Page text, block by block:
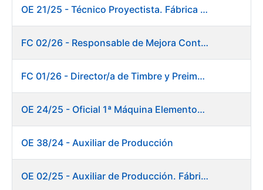
Mostrar/Ocultar OE 21/25 - Técnico Proyectista. Fábrica de Papel
FC 02/26 - Responsable de Mejora Continua - Burgos
FC 01/26 - Director/a de Timbre y Preimpresión
OE 24/25 - Oficial 1ª Máquina Elementos de Seguridad
OE 38/24 - Auxiliar de Producción
OE 02/25 - Auxiliar de Producción. Fábrica de Papel